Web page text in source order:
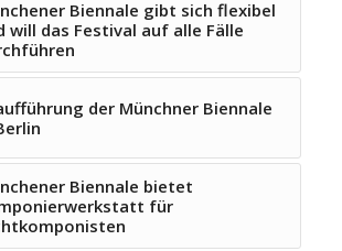
Biennale gibt sich flexibel
will das Festival auf alle Fälle
der Münchner Biennale
Biennale bietet
für